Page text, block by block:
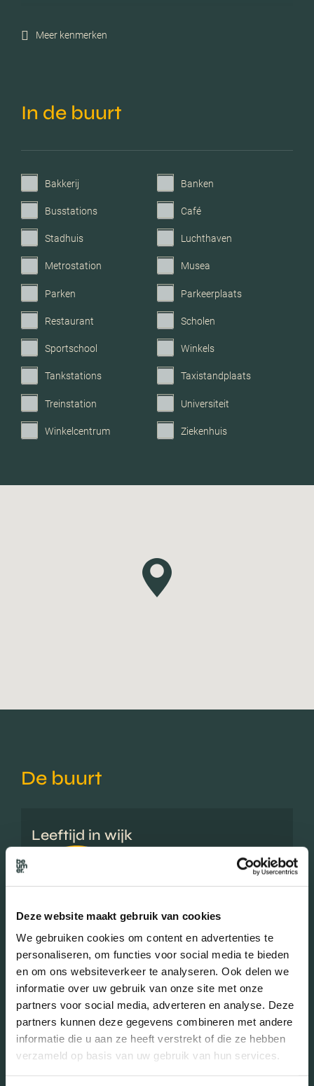
Deze website maakt gebruik van cookies
We gebruiken cookies om content en advertenties te
personaliseren, om functies voor social media te bieden
en om ons websiteverkeer te analyseren. Ook delen we
informatie over uw gebruik van onze site met onze
partners voor social media, adverteren en analyse. Deze
partners kunnen deze gegevens combineren met andere
informatie die u aan ze heeft verstrekt of die ze hebben
verzameld op basis van uw gebruik van hun services.
Meer kenmerken
In de buurt
Bakkerij Banken
Busstations Café
Stadhuis Luchthaven
Metrostation Musea
Parken Parkeerplaats
Restaurant Scholen
Sportschool Winkels
Tankstations Taxistandplaats
Treinstation Universiteit
Winkelcentrum Ziekenhuis
De buurt
Leeftijd in wijk
15 - 25 jaar (10.77%)
25 - 45 jaar (21.65%)
Geslacht
Mannen (48.76%)
Vrouwen (51.24%)